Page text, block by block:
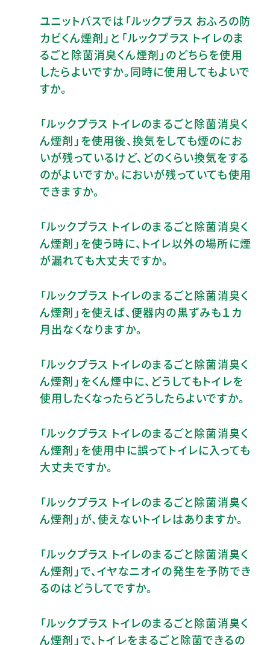
ユニットバスでは「ルックプラス おふろの防
カビくん煙剤」と「ルックプラス トイレのま
るごと除菌消臭くん煙剤」のどちらを使用
したらよいですか。同時に使用してもよいで
すか。
「ルックプラス トイレのまるごと除菌消臭く
ん煙剤」を使用後、換気をしても煙のにお
いが残っているけど、どのくらい換気をする
のがよいですか。においが残っていても使用
できますか。
「ルックプラス トイレのまるごと除菌消臭く
ん煙剤」を使う時に、トイレ以外の場所に煙
が漏れても大丈夫ですか。
「ルックプラス トイレのまるごと除菌消臭く
ん煙剤」を使えば、便器内の黒ずみも１カ
月出なくなりますか。
「ルックプラス トイレのまるごと除菌消臭く
ん煙剤」をくん煙中に、どうしてもトイレを
使用したくなったらどうしたらよいですか。
「ルックプラス トイレのまるごと除菌消臭く
ん煙剤」を使用中に誤ってトイレに入っても
大丈夫ですか。
「ルックプラス トイレのまるごと除菌消臭く
ん煙剤」が、使えないトイレはありますか。
「ルックプラス トイレのまるごと除菌消臭く
ん煙剤」で、イヤなニオイの発生を予防でき
るのはどうしてですか。
「ルックプラス トイレのまるごと除菌消臭く
ん煙剤」で、トイレをまるごと除菌できるの